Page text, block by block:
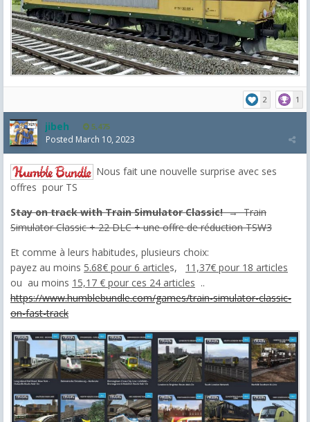
2 1
jibeh 5,475
Posted March 10, 2023
Nous fait une nouvelle surprise avec ses
offres pour TS
Stay on track with Train Simulator Classic!→ Train
Simulator Classic + 22 DLC + une offre de réduction TSW3
Et comme à leurs habitudes, plusieurs choix:
payez au moins 5.68€ pour 6 articles, 11,37€ pour 18 articles
ou au moins 15,17 € pour ces 24 articles ..
https://www.humblebundle.com/games/train-simulator-classic-
on-fast-track